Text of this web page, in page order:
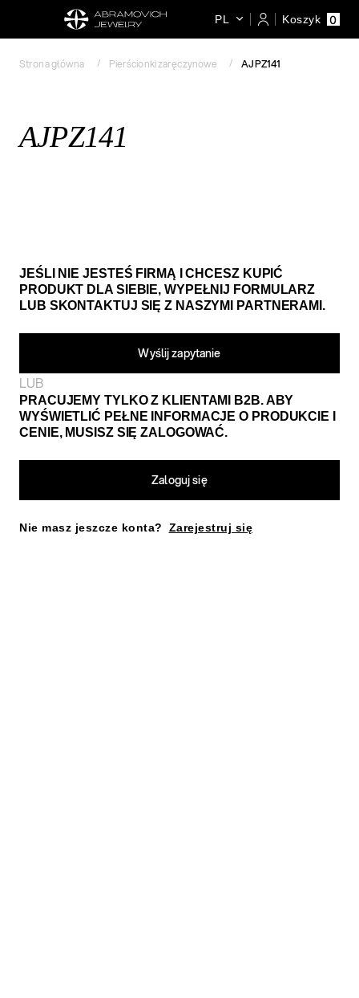
PL Koszyk 0
Strona główna Pierścionki zaręczynowe AJPZ141
AJPZ141
JEŚLI NIE JESTEŚ FIRMĄ I CHCESZ KUPIĆ
PRODUKT DLA SIEBIE, WYPEŁNIJ FORMULARZ
LUB SKONTAKTUJ SIĘ Z NASZYMI PARTNERAMI.
Wyślij zapytanie​
LUB
PRACUJEMY TYLKO Z KLIENTAMI B2B. ABY
WYŚWIETLIĆ PEŁNE INFORMACJE O PRODUKCIE I
CENIE, MUSISZ SIĘ ZALOGOWAĆ.
Zaloguj się
Nie masz jeszcze konta? Zarejestruj się